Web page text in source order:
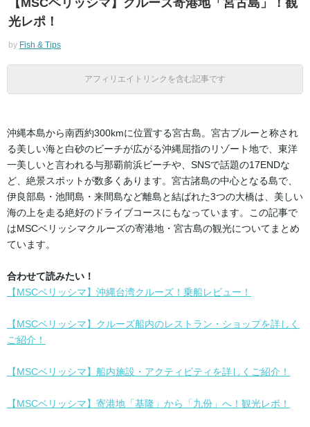
光レポ！
by Fish & Tips
アフィリエイトリンクを含む記事です
沖縄本島から南西約300kmに位置する宮古島。宮古ブルーと称され
る美しい海と白砂のビーチが広がる沖縄屈指のリゾート地で、東洋
一美しいと言われる与那覇前浜ビーチや、SNSで話題の17ENDな
ど、絶景スポットが数多くあります。宮古諸島の中心となる島で、
伊良部島・池間島・来間島など離島と結ばれた3つの大橋は、美しい
海の上を走る絶好のドライブコースにもなっています。この記事で
はMSCベリッシマクルーズの寄港地・宮古島の観光についてまとめ
ています。
合わせて読みたい！
【MSCベリッシマ】沖縄台湾クルーズ！乗船レビュー！
【MSCベリッシマ】クルーズ船内のレストラン・ショップを詳しく
ご紹介！
【MSCベリッシマ】船内施設・アクティビティを詳しくご紹介！
【MSCベリッシマ】寄港地「基隆」から「九份」へ！観光レポ！